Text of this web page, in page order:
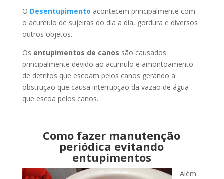
O Desentupimento acontecem principalmente com
o acumulo de sujeiras do dia a dia, gordura e diversos
outros objetos.
Os entupimentos de canos são causados
principalmente devido ao acumulo e amontoamento
de detritos que escoam pelos canos gerando a
obstrução que causa interrupção da vazão de água
que escoa pelos canos.
Como fazer manutenção
periódica evitando
entupimentos
Além